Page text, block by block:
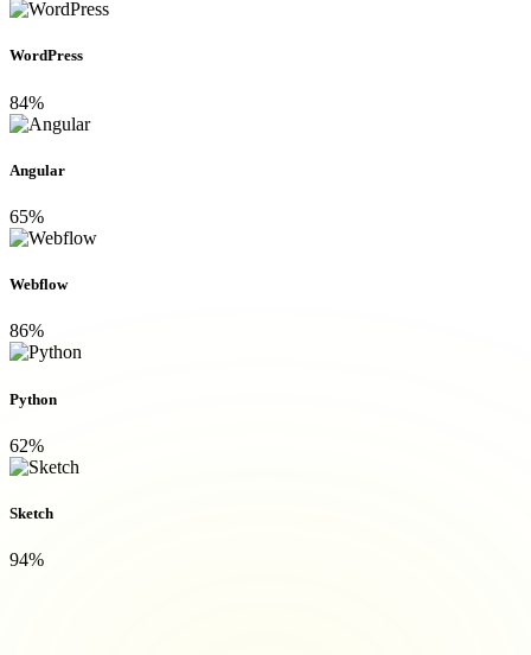
WordPress
84%
Angular
65%
Webflow
86%
Python
62%
Sketch
94%